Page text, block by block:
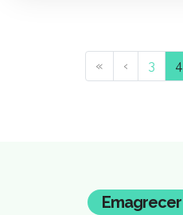
« ‹ 3 4
Emagrecer